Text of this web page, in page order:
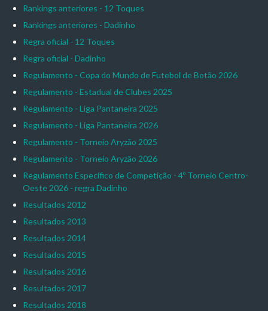
Rankings anteriores - 12 Toques
Rankings anteriores - Dadinho
Regra oficial - 12 Toques
Regra oficial - Dadinho
Regulamento - Copa do Mundo de Futebol de Botão 2026
Regulamento - Estadual de Clubes 2025
Regulamento - Liga Pantaneira 2025
Regulamento - Liga Pantaneira 2026
Regulamento - Torneio Aryzão 2025
Regulamento - Torneio Aryzão 2026
Regulamento Específico de Competição - 4º Torneio Centro-
Oeste 2026 - regra Dadinho
Resultados 2012
Resultados 2013
Resultados 2014
Resultados 2015
Resultados 2016
Resultados 2017
Resultados 2018